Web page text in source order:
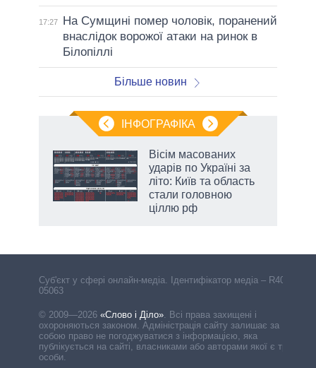
17:27
На Сумщині помер чоловік, поранений
внаслідок ворожої атаки на ринок в
Білопіллі
Більше новин
ІНФОГРАФІКА
Вісім масованих
ударів по Україні за
літо: Київ та область
стали головною
ціллю рф
Cуб'єкт у сфері онлайн-медіа. Ідентифікатор медіа – R40-
05063
© 2009—2026 «Слово і Діло». Всі права захищені і
охороняються законом. Адміністрація сайту залишає за
собою право не погоджуватися з інформацією, яка
публікується на сайті, власниками або авторами якої є треті
особи.